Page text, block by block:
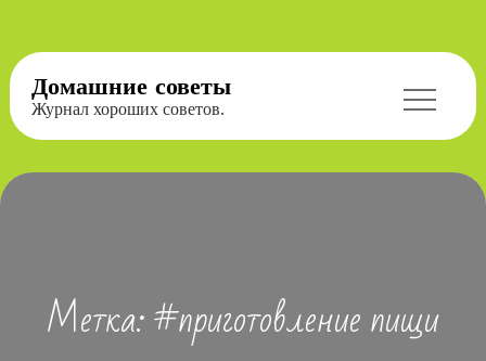
Перейти
содержимому
Домашние советы
Журнал хороших советов.
Метка:#приготовление пищи